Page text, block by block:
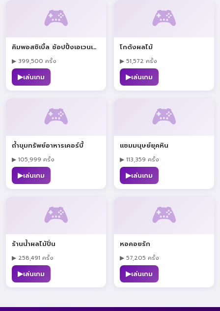
🎮
คิมพอสซิเบิ้ล ช้อปปิ้งเอเวนเจอร์
▶ 399,500 ครั้ง
▶เล่นเกม
🎮
โกดังผลไม้
▶ 51,572 ครั้ง
▶เล่นเกม
🎮
ถ้ำขุมทรัพย์อาหารเคอร์บี้
▶ 105,999 ครั้ง
▶เล่นเกม
🎮
แซมมนุษย์ยุคหิน
▶ 113,359 ครั้ง
▶เล่นเกม
🎮
ร้านน้ำผลไม้ปั่น
▶ 258,491 ครั้ง
▶เล่นเกม
🎮
หอคอยรัก
▶ 57,205 ครั้ง
▶เล่นเกม